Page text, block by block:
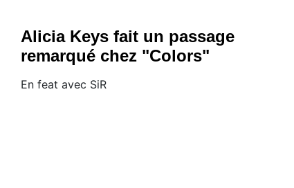
Alicia Keys fait un passage
remarqué chez "Colors"
En feat avec SiR